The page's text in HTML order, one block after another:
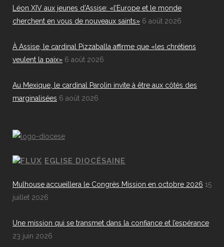
Léon XIV aux jeunes d'Assise: «l’Europe et le monde
cherchent en vous de nouveaux saints» 6 août 2026
À Assise, le cardinal Pizzaballa affirme que «les chrétiens
veulent la paix» 6 août 2026
Au Mexique, le cardinal Parolin invite à être aux côtés des
marginalisées 6 août 2026
EGLISE DIOCÉSAINE
Mulhouse accueillera le Congrès Mission en octobre 2026 15
juillet 2026
Une mission qui se transmet dans la confiance et l’espérance
23 juin 2026